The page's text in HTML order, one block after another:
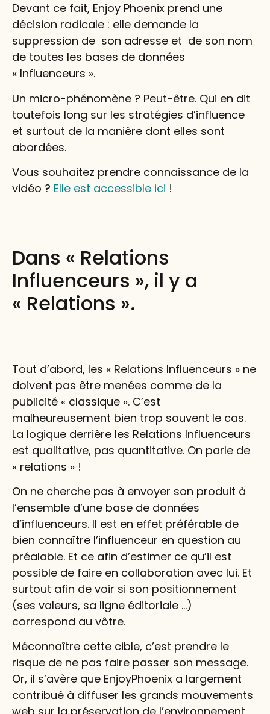
Devant ce fait, Enjoy Phoenix prend une
décision radicale : elle demande la
suppression de son adresse et de son nom
de toutes les bases de données
« Influenceurs ».
Un micro-phénomène ? Peut-être. Qui en dit
toutefois long sur les stratégies d’influence
et surtout de la manière dont elles sont
abordées.
Vous souhaitez prendre connaissance de la
vidéo ? Elle est accessible ici !
Dans « Relations
Influenceurs », il y a
« Relations ».
Tout d’abord, les « Relations Influenceurs » ne
doivent pas être menées comme de la
publicité « classique ». C’est
malheureusement bien trop souvent le cas.
La logique derrière les Relations Influenceurs
est qualitative, pas quantitative. On parle de
« relations » !
On ne cherche pas à envoyer son produit à
l’ensemble d’une base de données
d’influenceurs. Il est en effet préférable de
bien connaître l’influenceur en question au
préalable. Et ce afin d’estimer ce qu’il est
possible de faire en collaboration avec lui. Et
surtout afin de voir si son positionnement
(ses valeurs, sa ligne éditoriale …)
correspond au vôtre.
Méconnaître cette cible, c’est prendre le
risque de ne pas faire passer son message.
Or, il s’avère que EnjoyPhoenix a largement
contribué à diffuser les grands mouvements